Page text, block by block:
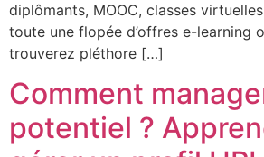
diplômants, MOOC, classes
toute une flopée d’offres e-learning
trouverez pléthore […]
Comment
potentiel ?